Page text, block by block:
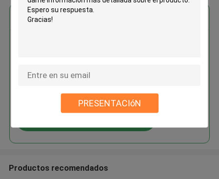
PRESENTACIóN
Obtenga el mejor precio por
Productos recomendados